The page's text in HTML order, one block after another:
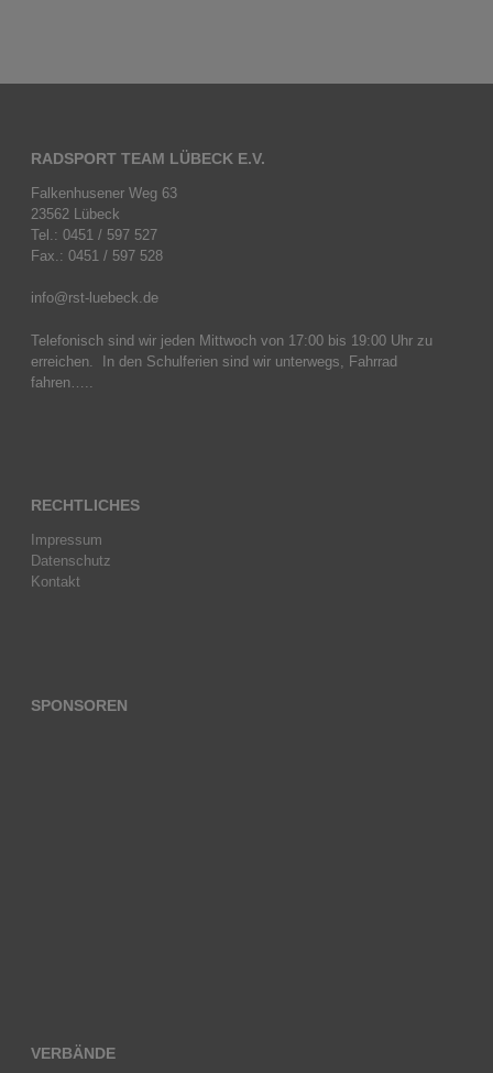
RADSPORT TEAM LÜBECK E.V.
Falkenhusener Weg 63
23562 Lübeck
Tel.: 0451 / 597 527
Fax.: 0451 / 597 528
info@rst-luebeck.de
Telefonisch sind wir jeden Mittwoch von 17:00 bis 19:00 Uhr zu
erreichen. In den Schulferien sind wir unterwegs, Fahrrad
fahren…..
RECHTLICHES
Impressum
Datenschutz
Kontakt
SPONSOREN
VERBÄNDE